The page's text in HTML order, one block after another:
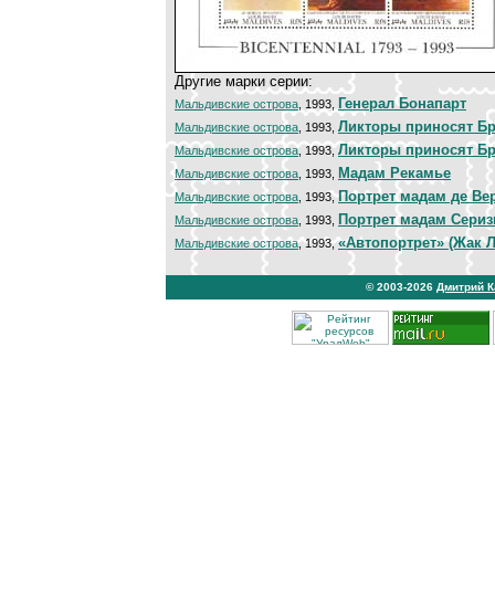
Другие марки серии:
Мальдивские острова , 1993, Генерал Бонапарт
Мальдивские острова , 1993, Ликторы приносят
Мальдивские острова, 1993,Ликторы приносят
Мальдивские острова , 1993, Мадам Рекамье
Мальдивские острова , 1993,Портрет мадам де
Мальдивские острова , 1993, Портрет мадам
Мальдивские острова, 1993,«Автопортрет» (Жак
© 2003-2026 Дмитрий